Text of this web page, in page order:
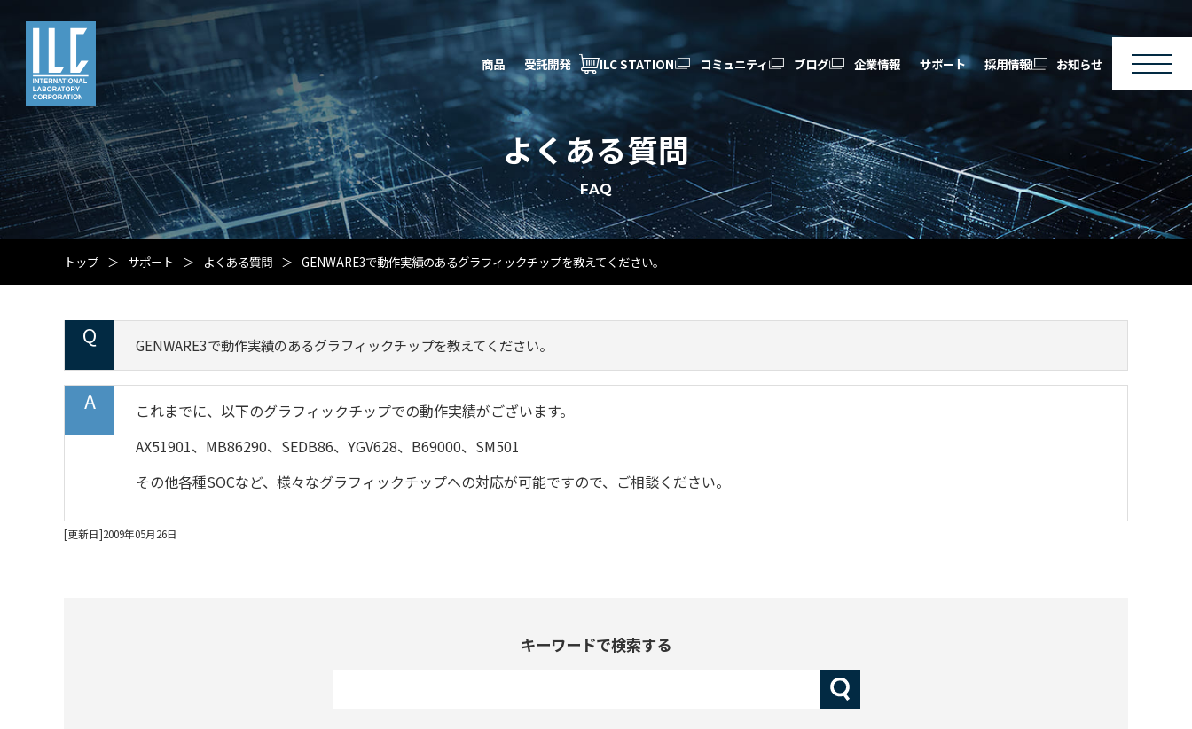
商品 受託開発 ILC STATION コミュニティ ブログ 企業情報 サポート 採用情報 お知らせ
よくある質問
FAQ
トップ サポート よくある質問 GENWARE3で動作実績のあるグラフィックチップを教えてください。
GENWARE3で動作実績のあるグラフィックチップを教えてください。
これまでに、以下のグラフィックチップでの動作実績がございます。
AX51901、MB86290、SEDB86、YGV628、B69000、SM501
その他各種SOCなど、様々なグラフィックチップへの対応が可能ですので、ご相談ください。
[更新日]2009年05月26日
キーワードで検索する